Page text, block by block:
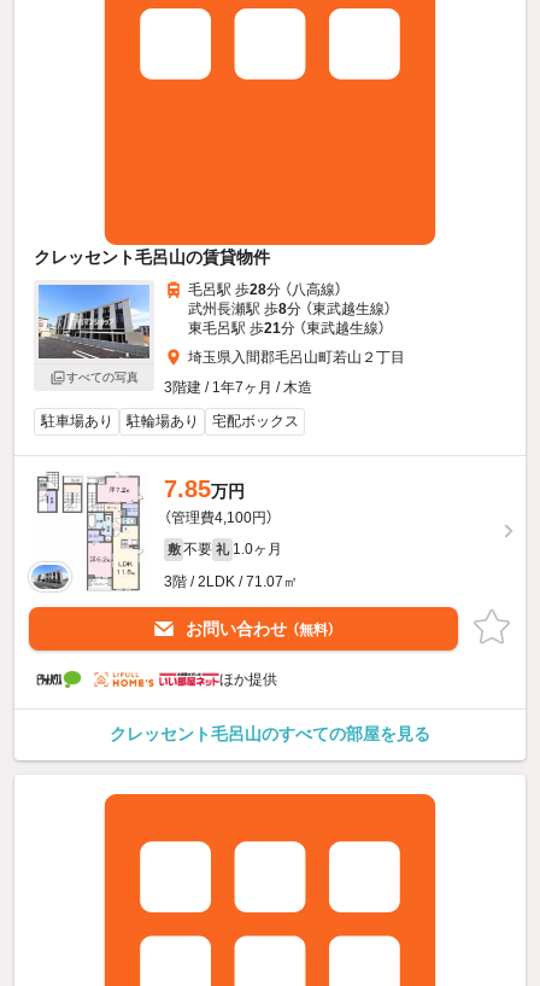
クレッセント毛呂山の賃貸物件
すべての写真
毛呂駅 歩28分 （八高線）
武州長瀬駅 歩8分 （東武越生線）
東毛呂駅 歩21分 （東武越生線）
埼玉県入間郡毛呂山町若山２丁目
3階建 / 1年7ヶ月 / 木造
駐車場あり
駐輪場あり 宅配ボックス
7.85万円
（管理費4,100円）
敷 不要 礼 1.0ヶ月
3階 / 2LDK / 71.07㎡
お問い合わせ （無料）
ほか提供
クレッセント毛呂山のすべての部屋を見る